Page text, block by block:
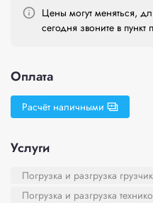
Цены могут меняться,
сегодня звоните в пункт
Оплата
Расчёт наличными
Услуги
Погрузка и разгрузка
Погрузка и разгрузка